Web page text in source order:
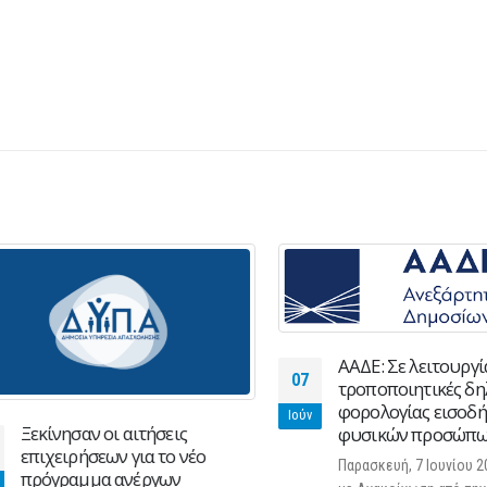
Ξεκίνησαν οι αιτήσεις
επιχειρήσεων για το νέο
ανέργων
ΑΑΔΕ: Σε λειτουργία
τροποποιητικές
φορολογίας
φυσικών προσώπων,
Παρασκευή, 7 Ιουνίου